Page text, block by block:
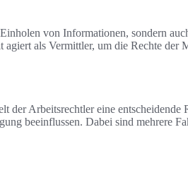
von Informationen, sondern
als Vermittler, um die Rechte der
der Arbeitsrechtler eine entscheidende
beeinflussen. Dabei sind mehrere